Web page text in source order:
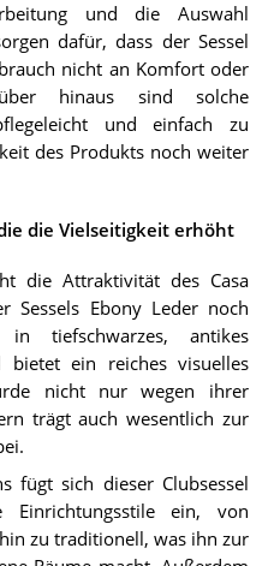
und die Auswahl
dafür, dass der Sessel
nicht an Komfort oder
hinaus sind solche
und einfach zu
des Produkts noch weiter
die Vielseitigkeit erhöht
die Attraktivität des Casa
Sessels Ebony Leder noch
tiefschwarzes, antikes
bietet ein reiches visuelles
nicht nur wegen ihrer
trägt auch wesentlich zur
fügt sich dieser Clubsessel
Einrichtungsstile ein, von
zu traditionell, was ihn zur